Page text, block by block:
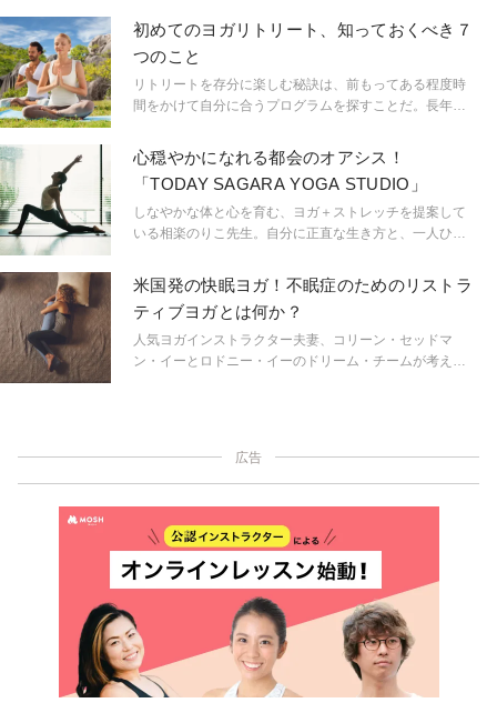
初めてのヨガリトリート、知っておくべき７
つのこと
リトリートを存分に楽しむ秘訣は、前もってある程度時
間をかけて自分に合うプログラムを探すことだ。長年リ
めてのリトリートを有意義な体験にするために7つのアド
バイスをする。
心穏やかになれる都会のオアシス！
「TODAY SAGARA YOGA STUDIO」
しなやかな体と心を育む、ヨガ＋ストレッチを提案して
いる相楽のりこ先生。自分に正直な生き方と、一人ひと
に。その先生が、2017年春にオープンしたヨガスタジオ
「TODAY SAGARA YOGA STUDIO」を訪ねました。
米国発の快眠ヨガ！不眠症のためのリストラ
ティブヨガとは何か？
人気ヨガインストラクター夫妻、コリーン・セッドマ
ン・イーとロドニー・イーのドリーム・チームが考え出
ガを中心に、瞑想、エッセンシャルオイル、レイキ（エ
ネルギーバランスを整える手法）のコンビネーション
が、不安と不眠の症状を和らげ、あなたに最高の眠りを
もたらしてくれるはずだ。
広告